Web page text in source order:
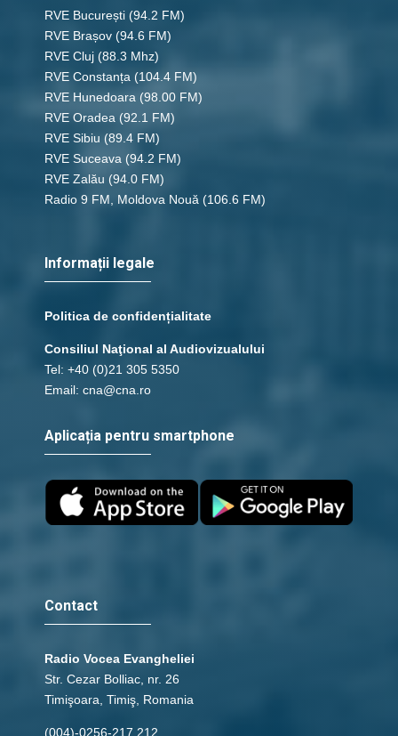
RVE București (94.2 FM)
RVE Brașov (94.6 FM)
RVE Cluj (88.3 Mhz)
RVE Constanța (104.4 FM)
RVE Hunedoara (98.00 FM)
RVE Oradea (92.1 FM)
RVE Sibiu (89.4 FM)
RVE Suceava (94.2 FM)
RVE Zalău (94.0 FM)
Radio 9 FM, Moldova Nouă (106.6 FM)
Informații legale
Politica de confidențialitate
Consiliul Naţional al Audiovizualului
Tel: +40 (0)21 305 5350
Email: cna@cna.ro
Aplicația pentru smartphone
Contact
Radio Vocea Evangheliei
Str. Cezar Bolliac, nr. 26
Timişoara, Timiş, Romania
(004)-0256-217.212